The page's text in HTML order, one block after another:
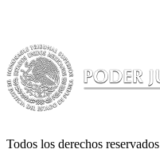
Todos los derechos reservados